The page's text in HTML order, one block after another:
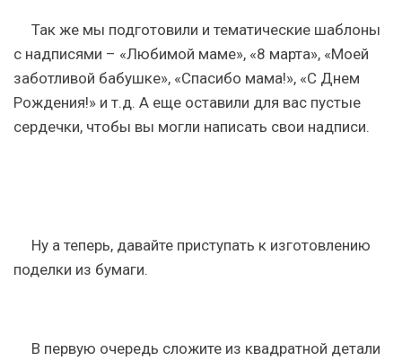
Так же мы подготовили и тематические шаблоны
с надписями – «Любимой маме», «8 марта», «Моей
заботливой бабушке», «Спасибо мама!», «С Днем
Рождения!» и т.д. А еще оставили для вас пустые
сердечки, чтобы вы могли написать свои надписи.
Ну а теперь, давайте приступать к изготовлению
поделки из бумаги.
В первую очередь сложите из квадратной детали